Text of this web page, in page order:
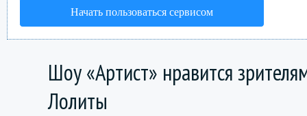
Начать пользоваться сервисом
Шоу «Артист» нравится
Лолиты